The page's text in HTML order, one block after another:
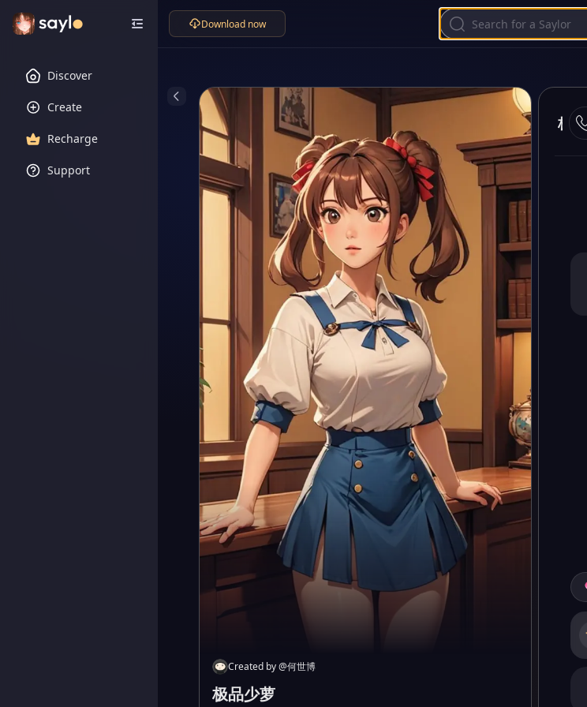
Discover
Create
Recharge
Support
Download now
Created by@何世博
极品少萝
极品少萝